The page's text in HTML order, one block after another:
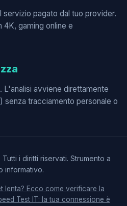
pagato dal tuo provider.
4K, gaming online e
L'analisi avviene direttamente
senza tracciamento personale o
i diritti riservati. Strumento a
informativo.
lenta? Ecco come verificare la
Test IT: la tua connessione è